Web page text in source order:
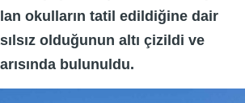
okulların tatil edildiğine dair
olduğunun altı çizildi ve
bulunuldu.